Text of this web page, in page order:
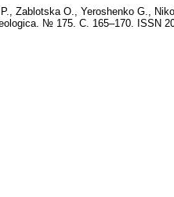
Zablotska O. Yeroshenko G.
№ 175. С. 165–170. ISSN